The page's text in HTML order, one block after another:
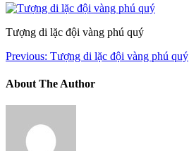
Tượng di lặc đội vàng phú quý
Previous: Tượng di lặc đội vàng phú quý
About The Author